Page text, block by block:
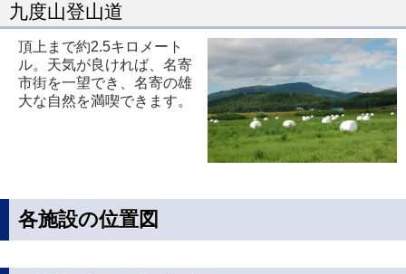
九度山登山道
頂上まで約2.5キロメート
ル。天気が良ければ、名寄
市街を一望でき、名寄の雄
大な自然を満喫できます。
各施設の位置図